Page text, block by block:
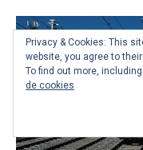
Privacy & Cookies: This
website, you agree to
To find out more,
de cookies